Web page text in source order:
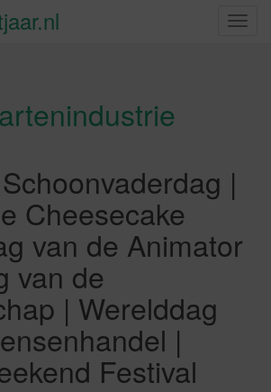
S
g
|
Cheesecake
van de Animator
van de
| Werelddag
|
Festival